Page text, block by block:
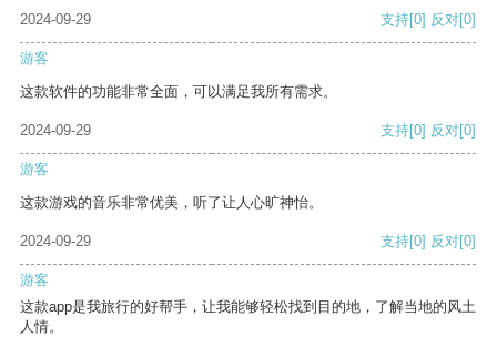
2024-09-29 支持[0] 反对[0]
游客
这款软件的功能非常全面，可以满足我所有需求。
2024-09-29 支持[0] 反对[0]
游客
这款游戏的音乐非常优美，听了让人心旷神怡。
2024-09-29 支持[0] 反对[0]
游客
这款app是我旅行的好帮手，让我能够轻松找到目的地，了解当地的风土
人情。